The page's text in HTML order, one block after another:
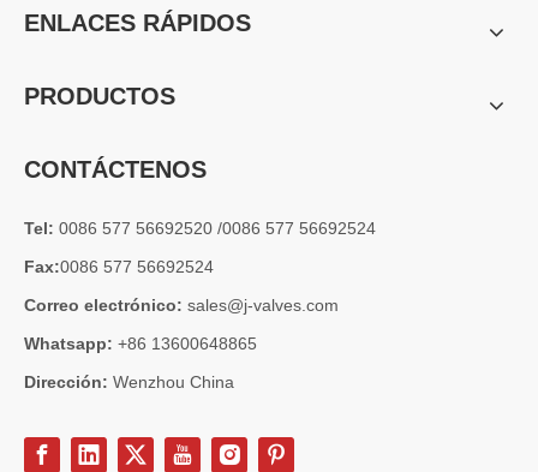
2026-06-26
ENLACES RÁPIDOS
PRODUCTOS
CONTÁCTENOS
Tel: 0086 577 56692520 /0086 577 56692524
Fax:0086 577 56692524
Correo electrónico: sales@j-valves.com
Whatsapp: +86 13600648865
Dirección: Wenzhou China